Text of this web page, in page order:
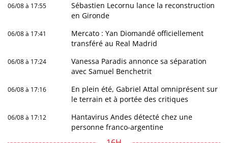
06/08 à 17:55
Sébastien Lecornu lance la reconstruction
en Gironde
06/08 à 17:41
Mercato : Yan Diomandé officiellement
transféré au Real Madrid
06/08 à 17:24
Vanessa Paradis annonce sa séparation
avec Samuel Benchetrit
06/08 à 17:16
En plein été, Gabriel Attal omniprésent sur
le terrain et à portée des critiques
06/08 à 17:12
Hantavirus Andes détecté chez une
personne franco-argentine